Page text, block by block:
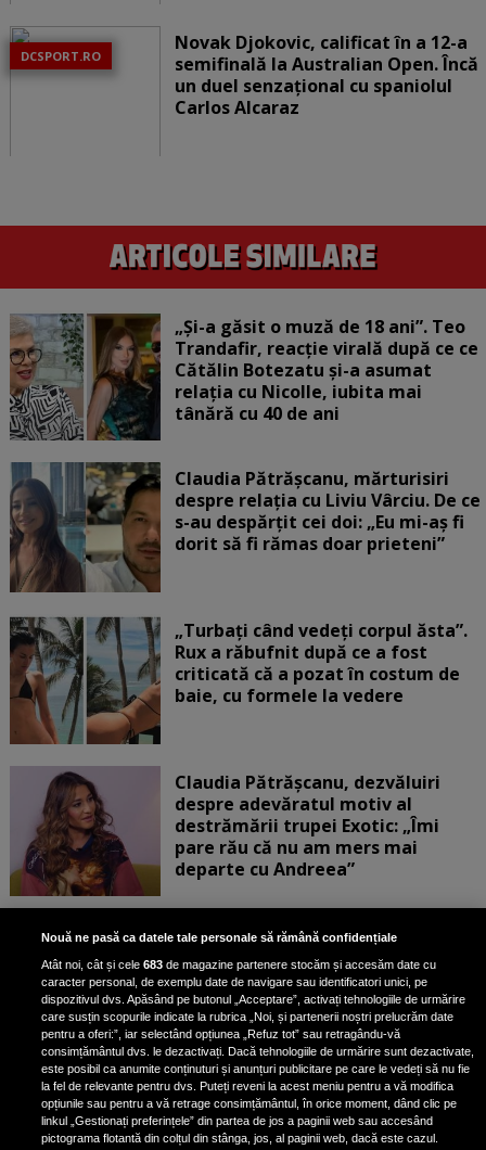
DCSPORT.RO
Novak Djokovic, calificat în a 12-a
semifinală la Australian Open. Încă
un duel senzațional cu spaniolul
Carlos Alcaraz
„Și-a găsit o muză de 18 ani”. Teo
Trandafir, reacție virală după ce ce
Cătălin Botezatu și-a asumat
relația cu Nicolle, iubita mai
tânără cu 40 de ani
Claudia Pătrășcanu, mărturisiri
despre relația cu Liviu Vârciu. De ce
s-au despărțit cei doi: „Eu mi-aș fi
dorit să fi rămas doar prieteni”
„Turbați când vedeți corpul ăsta”.
Rux a răbufnit după ce a fost
criticată că a pozat în costum de
baie, cu formele la vedere
Claudia Pătrășcanu, dezvăluiri
despre adevăratul motiv al
destrămării trupei Exotic: „Îmi
pare rău că nu am mers mai
departe cu Andreea”
Scene incredibile! Ilinca Vandici a
pus mâna pe aparatul de
fotografiat al unui paparazzo și i l-
a aruncat la gunoi: „S-a dus la
poliție. Nu mai aveam aer”
Oana Moșneagu, mărturisiri
despre începutul relației cu Vlad
Gherman: „Eu am fost îngrozită de
Nouă ne pasă ca datele tale personale să rămână confidențiale
Atât noi, cât și cele683 de magazine partenere stocăm și accesăm date cu
caracter personal, de exemplu date de navigare sau identificatori unici, pe
dispozitivul dvs. Apăsând pe butonul „Acceptare”, activați tehnologiile de urmărire
care susțin scopurile indicate la rubrica „Noi, și partenerii noștri prelucrăm date
pentru a oferi:”, iar selectând opțiunea „Refuz tot” sau retragându-vă
consimțământul dvs. le dezactivați. Dacă tehnologiile de urmărire sunt dezactivate,
este posibil ca anumite conținuturi și anunțuri publicitare pe care le vedeți să nu fie
la fel de relevante pentru dvs. Puteți reveni la acest meniu pentru a vă modifica
opțiunile sau pentru a vă retrage consimțământul, în orice moment, dând clic pe
linkul „Gestionați preferințele” din partea de jos a paginii web sau accesând
pictograma flotantă din colțul din stânga, jos, al paginii web, dacă este cazul.